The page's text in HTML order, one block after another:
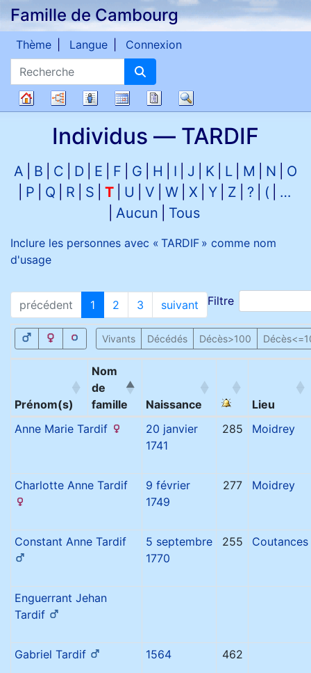
Passer au contenu
Famille de Cambourg
Recherche
Thème Langue Connexion
généalogique
Diagrammes
Listes CalendrierRapports
Individus — TARDIF
A B C D E F G H I J K L M N
O
P
Q R S T U V W X Y Z ? (
…
Aucun
Tous
Inclure les personnes avec « TARDIF » comme nom
d'usage
précédent 1 2 3 suivant Filtre
Vivants Décédés Décès>100
Prénom(s)
Nom
de
famille
Naissance
Lieu
Anne Marie Tardif
20 janvier
1741
285 Moidrey
Charlotte Anne Tardif
9 février
1749
277 Moidrey
Constant Anne Tardif
5 septembre
1770
255 Coutances
Enguerrant Jehan
Tardif
Gabriel Tardif 1564 462